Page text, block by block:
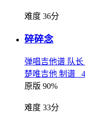
难度 36分
碎碎念
弹唱吉他谱 队长
楚唯吉他 制谱
原版 90%
难度 33分